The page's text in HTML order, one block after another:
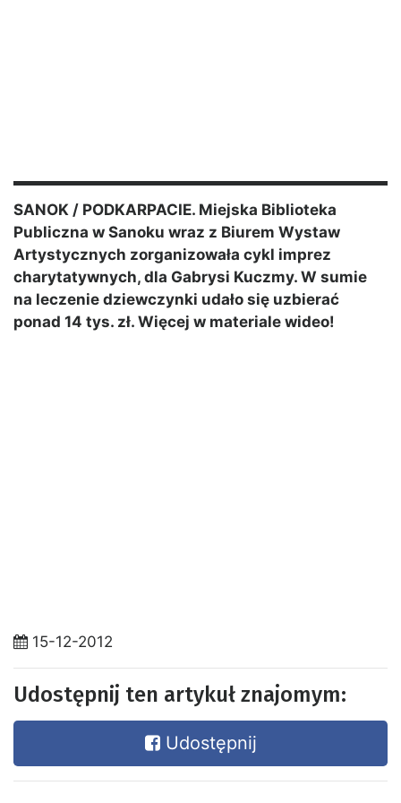
SANOK / PODKARPACIE. Miejska Biblioteka
Publiczna w Sanoku wraz z Biurem Wystaw
Artystycznych zorganizowała cykl imprez
charytatywnych, dla Gabrysi Kuczmy. W sumie
na leczenie dziewczynki udało się uzbierać
ponad 14 tys. zł. Więcej w materiale wideo!
15-12-2012
Udostępnij ten artykuł znajomym:
Udostępnij